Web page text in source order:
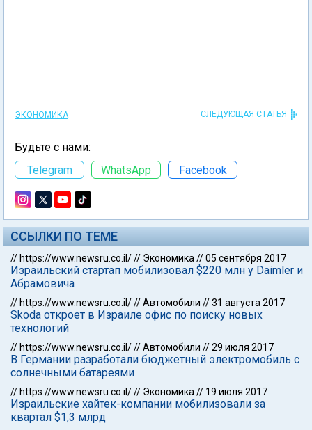
ЭКОНОМИКА СЛЕДУЮЩАЯ СТАТЬЯ
Будьте с нами:
Telegram
WhatsApp Facebook
ССЫЛКИ ПО ТЕМЕ
// https://www.newsru.co.il/// Экономика //05 сентября 2017
Израильский стартап мобилизовал $220 млн у Daimler и
Абрамовича
// https://www.newsru.co.il///Автомобили //31 августа 2017
Skoda откроет в Израиле офис по поиску новых
технологий
// https://www.newsru.co.il///Автомобили //29 июля 2017
В Германии разработали бюджетный электромобиль с
солнечными батареями
// https://www.newsru.co.il/// Экономика // 19 июля 2017
Израильские хайтек-компании мобилизовали за
квартал $1,3 млрд